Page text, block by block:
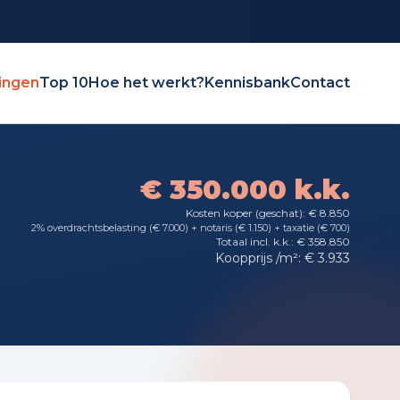
Top 10Hoe het werkt?KennisbankContact
€ 350.000 k.k.
Kosten koper (geschat): € 8.850
2% overdrachtsbelasting (€ 7.000) + notaris (€ 1.150) + taxatie (€ 700)
Totaal incl. k.k.: € 358.850
Koopprijs /m²: € 3.933